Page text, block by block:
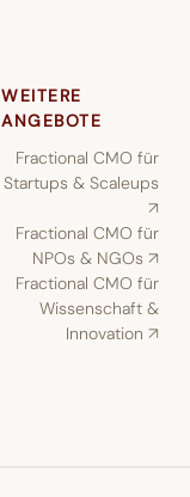
WEITERE
ANGEBOTE
Fractional CMO für
Startups & Scaleups
↗︎
Fractional CMO für
NPOs & NGOs ↗︎
Fractional CMO für
Wissenschaft &
Innovation ↗︎